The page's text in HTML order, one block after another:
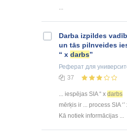
...
Darba izpildes
un tās pilnveides
“ x darbs”
Реферат для
37
... iespējas SIA “ x darbs
mērķis ir ... process SIA ‘’
Kā notiek informācijas ...